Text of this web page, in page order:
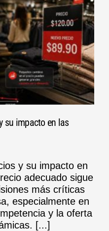
su impacto en las
y su impacto en
adecuado sigue
más críticas
especialmente en
y la oferta
[...]